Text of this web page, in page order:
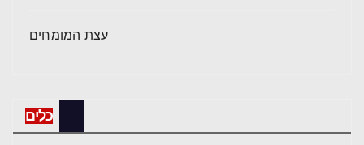
עצת המומחים
כלים